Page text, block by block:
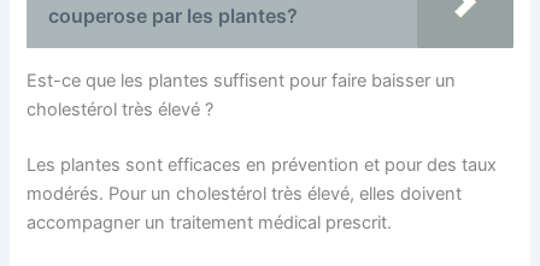
couperose par les plantes?
Est-ce que les plantes suffisent pour faire baisser un
cholestérol très élevé ?
Les plantes sont efficaces en prévention et pour des taux
modérés. Pour un cholestérol très élevé, elles doivent
accompagner un traitement médical prescrit.